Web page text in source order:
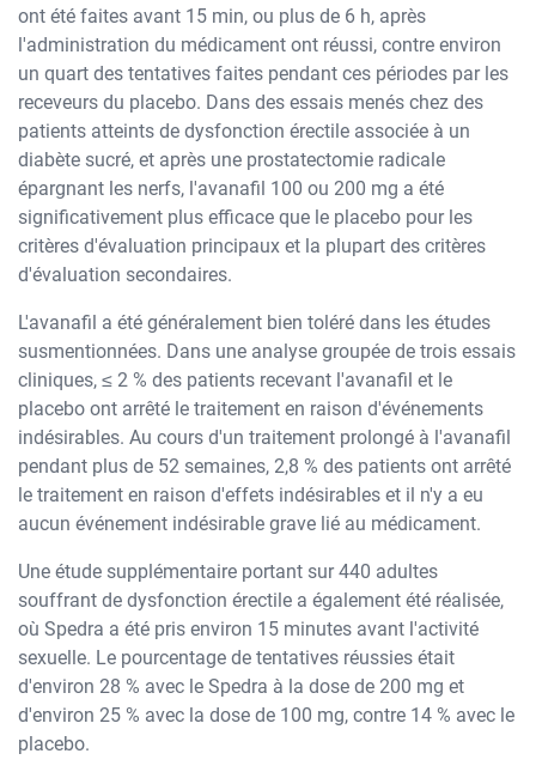
ont été faites avant 15 min, ou plus de 6 h, après
l'administration du médicament ont réussi, contre environ
un quart des tentatives faites pendant ces périodes par les
receveurs du placebo. Dans des essais menés chez des
patients atteints de dysfonction érectile associée à un
diabète sucré, et après une prostatectomie radicale
épargnant les nerfs, l'avanafil 100 ou 200 mg a été
significativement plus efficace que le placebo pour les
critères d'évaluation principaux et la plupart des critères
d'évaluation secondaires.
L'avanafil a été généralement bien toléré dans les études
susmentionnées. Dans une analyse groupée de trois essais
cliniques, ≤ 2 % des patients recevant l'avanafil et le
placebo ont arrêté le traitement en raison d'événements
indésirables. Au cours d'un traitement prolongé à l'avanafil
pendant plus de 52 semaines, 2,8 % des patients ont arrêté
le traitement en raison d'effets indésirables et il n'y a eu
aucun événement indésirable grave lié au médicament.
Une étude supplémentaire portant sur 440 adultes
souffrant de dysfonction érectile a également été réalisée,
où Spedra a été pris environ 15 minutes avant l'activité
sexuelle. Le pourcentage de tentatives réussies était
d'environ 28 % avec le Spedra à la dose de 200 mg et
d'environ 25 % avec la dose de 100 mg, contre 14 % avec le
placebo.